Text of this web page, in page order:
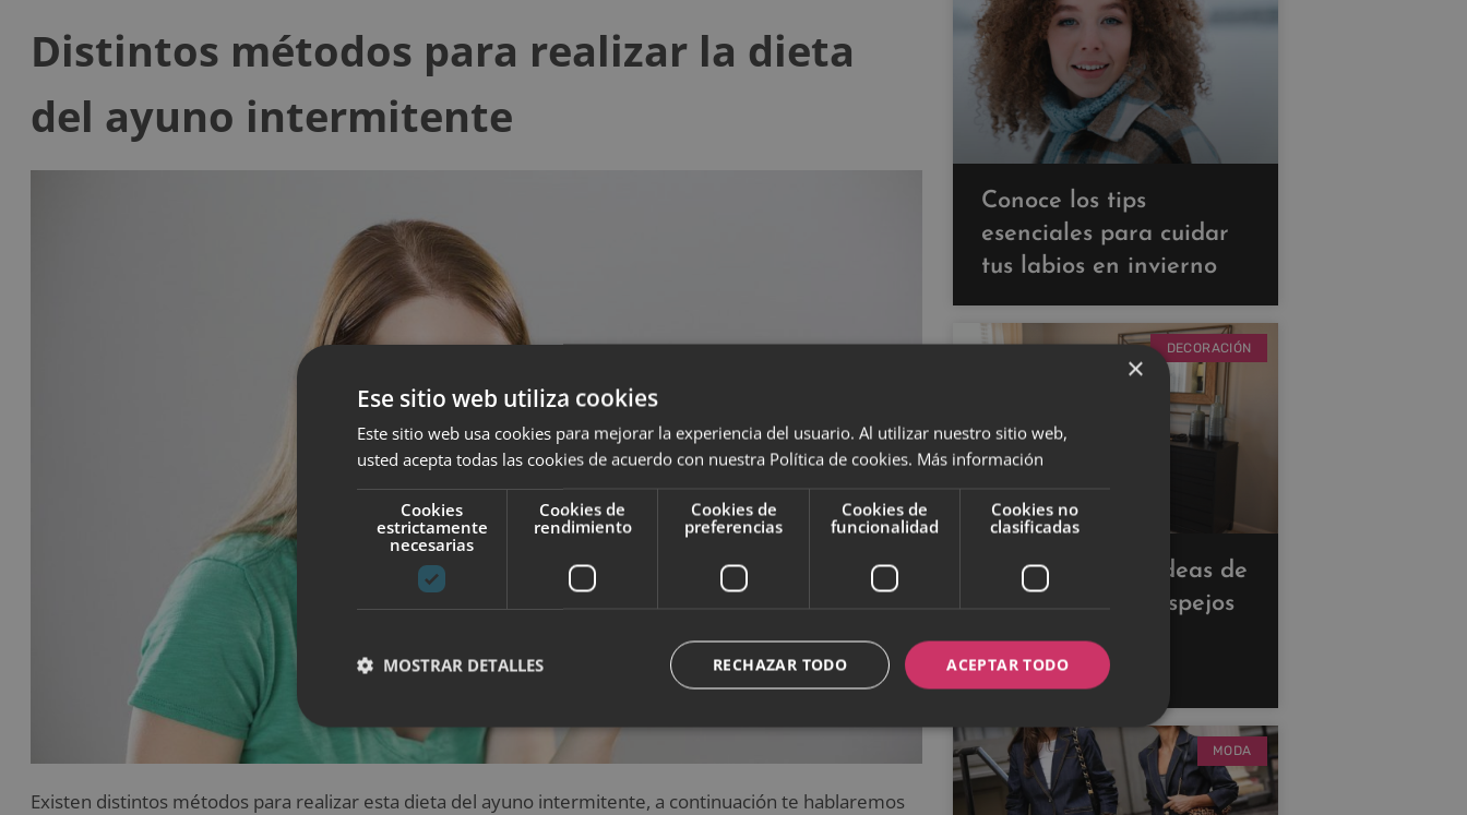
Distintos métodos para realizar la dieta
del ayuno intermitente
Existen distintos métodos para realizar esta dieta del ayuno intermitente, a continuación te hablaremos
Conoce los tips
esenciales para cuidar
tus labios en invierno
DECORACIÓN
Descubre estas ideas de
decoración con espejos
para ampliar tus
espacios
MODA
×
Ese sitio web utiliza cookies
Este sitio web usa cookies para mejorar la experiencia del usuario. Al utilizar nuestro sitio web,
usted acepta todas las cookies de acuerdo con nuestra Política de cookies. Más información
Cookies
estrictamente
necesarias
Cookies de
rendimiento
Cookies de
preferencias
Cookies de
funcionalidad
Cookies no
clasificadas
ACEPTAR TODO
RECHAZAR TODO
MOSTRAR DETALLES